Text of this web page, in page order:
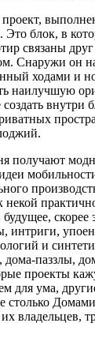
Это блок, в
связаны
Снаружи он
ходами и
наилучшую
внутри
получают
некой
будущее, скорее
интриги,
и
дома-паззлы,
проекты
для ума,
столько
владельцев,